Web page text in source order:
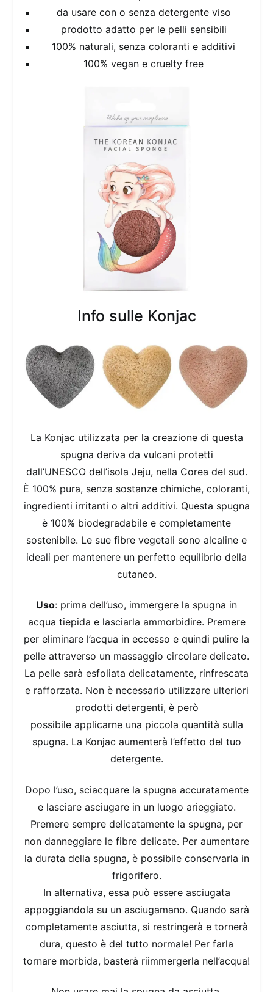
da usare con o senza detergente viso
prodotto adatto per le pelli sensibili
100% naturali, senza coloranti e additivi
100% vegan e cruelty free
Info sulle Konjac
La Konjac utilizzata per la creazione di questa
spugna deriva da vulcani protetti
dall’UNESCO dell’isola Jeju, nella Corea del sud.
È 100% pura, senza sostanze chimiche, coloranti,
ingredienti irritanti o altri additivi. Questa spugna
è 100% biodegradabile e completamente
sostenibile. Le sue fibre vegetali sono alcaline e
ideali per mantenere un perfetto equilibrio della
cutaneo.
Uso: prima dell’uso, immergere la spugna in
acqua tiepida e lasciarla ammorbidire. Premere
per eliminare l’acqua in eccesso e quindi pulire la
pelle attraverso un massaggio circolare delicato.
La pelle sarà esfoliata delicatamente, rinfrescata
e rafforzata. Non è necessario utilizzare ulteriori
prodotti detergenti, è però
possibile applicarne una piccola quantità sulla
spugna. La Konjac aumenterà l’effetto del tuo
detergente.
Dopo l’uso, sciacquare la spugna accuratamente
e lasciare asciugare in un luogo arieggiato.
Premere sempre delicatamente la spugna, per
non danneggiare le fibre delicate. Per aumentare
la durata della spugna, è possibile conservarla in
frigorifero.
In alternativa, essa può essere asciugata
appoggiandola su un asciugamano. Quando sarà
completamente asciutta, si restringerà e tornerà
dura, questo è del tutto normale! Per farla
tornare morbida, basterà riimmergerla nell’acqua!